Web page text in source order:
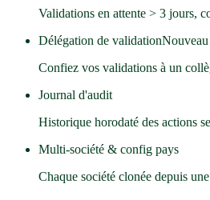
Validations en attente > 3 jours,
Délégation de validationNouveau
Confiez vos validations à un
Journal d'audit
Historique horodaté des actions
Multi-société & config pays
Chaque société clonée depuis